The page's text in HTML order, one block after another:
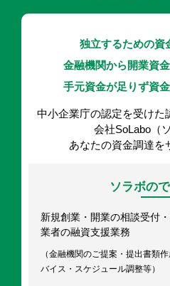
独立するための資
金融機関から開業資
手元資金が足りず資
中小企業庁の認定を受けた
会社SoLabo（
あなたの資金調達を
ソラボの
新規創業・開業の相談受付
業者の融資支援業務
（金融機関のご提案・提出書類
バイス・スケジュール調整等）